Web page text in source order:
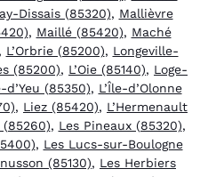
Dissais (85320), Mallièvre
, Maillé (85420), Maché
, L’Orbrie (85200), Longeville-
(85200), L’Oie (85140), Loge-
d’Yeu (85350), L’Île-d’Olonne
, Liez (85420), L’Hermenault
(85260), Les Pineaux (85320),
, Les Lucs-sur-Boulogne
(85130), Les Herbiers